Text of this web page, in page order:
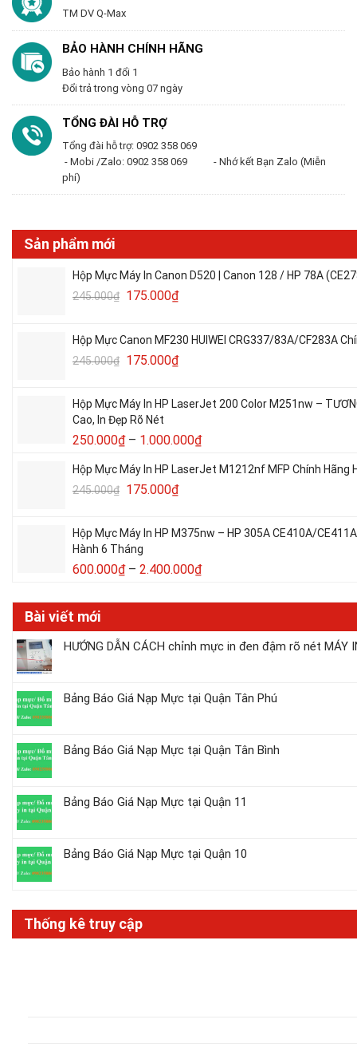
TM DV Q-Max
BẢO HÀNH CHÍNH HÃNG
Bảo hành 1 đổi 1
Đổi trả trong vòng 07 ngày
TỔNG ĐÀI HỖ TRỢ
Tổng đài hỗ trợ: 0902 358 069
- Mobi /Zalo: 0902 358 069 - Nhớ kết Bạn Zalo (Miễn
phí)
Sản phẩm mới
Hộp Mực Máy In Canon D520 | Canon 128 / HP 78A
245.000₫ 175.000₫
Hộp Mực Canon MF230 HUIWEI CRG337/83A/CF283A
245.000₫ 175.000₫
Hộp Mực Máy In HP LaserJet 200 Color M251nw –
Cao, In Đẹp Rõ Nét
250.000₫ – 1.000.000₫
Hộp Mực Máy In HP LaserJet M1212nf MFP Chính
245.000₫ 175.000₫
Hộp Mực Máy In HP M375nw – HP 305A CE410A/
Hành 6 Tháng
600.000₫ – 2.400.000₫
Bài viết mới
HƯỚNG DẪN CÁCH chỉnh mực in đen đậm rõ nét MÁY
Bảng Báo Giá Nạp Mực tại Quận Tân Phú
Bảng Báo Giá Nạp Mực tại Quận Tân Bình
Bảng Báo Giá Nạp Mực tại Quận 11
Bảng Báo Giá Nạp Mực tại Quận 10
Thống kê truy cập